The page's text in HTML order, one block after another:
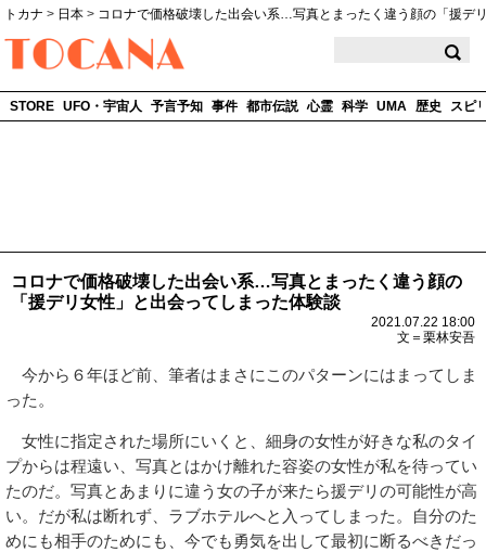
トカナ > 日本 > コロナで価格破壊した出会い系…写真とまったく違う顔の「援デ
STORE UFO・宇宙人 予言予知 事件 都市伝説 心霊 科学 UMA 歴史 スピ
コロナで価格破壊した出会い系…写真とまったく違う顔の
「援デリ女性」と出会ってしまった体験談
2021.07.22 18:00
文＝栗林安吾
今から６年ほど前、筆者はまさにこのパターンにはまってしま
った。
女性に指定された場所にいくと、細身の女性が好きな私のタイ
プからは程遠い、写真とはかけ離れた容姿の女性が私を待ってい
たのだ。写真とあまりに違う女の子が来たら援デリの可能性が高
い。だが私は断れず、ラブホテルへと入ってしまった。自分のた
めにも相手のためにも、今でも勇気を出して最初に断るべきだっ